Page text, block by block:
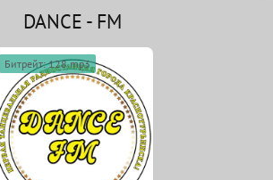
DANCE - FM
Битрейт: 128 mp3